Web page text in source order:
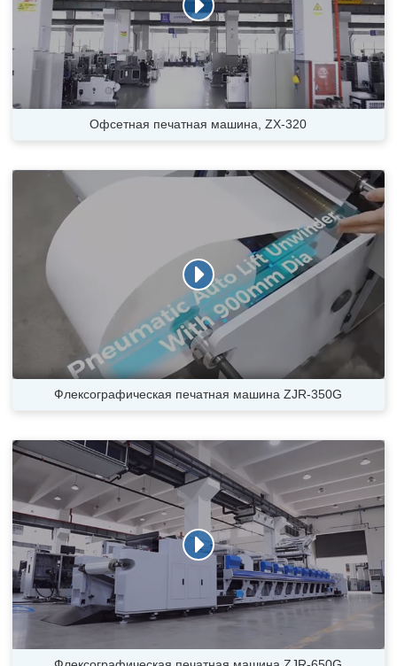
Офсетная печатная машина, ZX-320
Флексографическая печатная машина ZJR-350G